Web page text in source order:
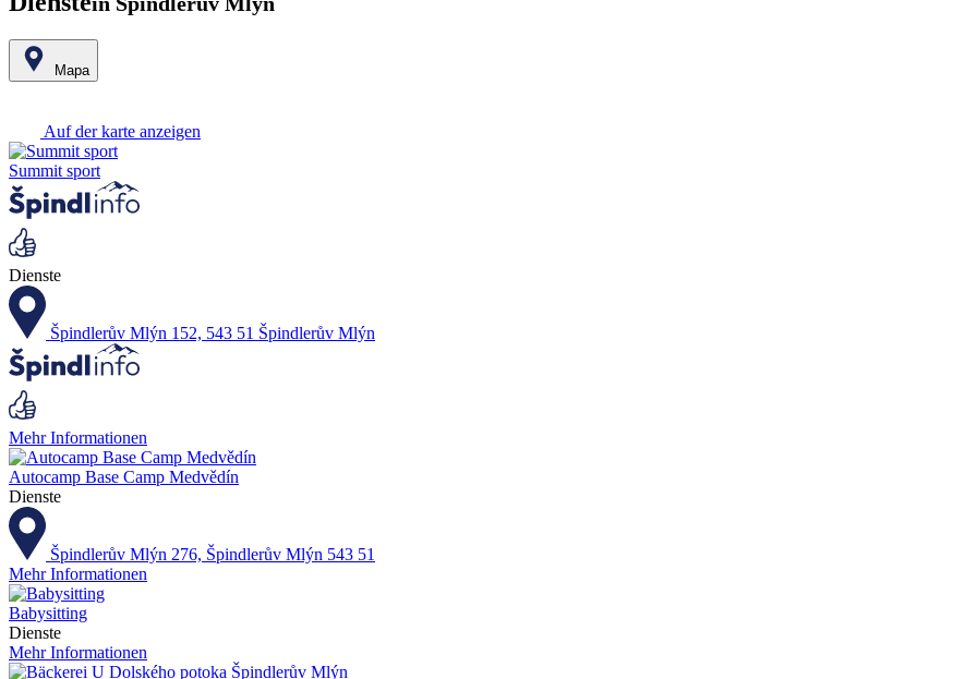
Mapa
−Auf der karte anzeigen
Summit sport
Dienste
Špindlerův Mlýn 152, 543 51 Špindlerův Mlýn
Mehr Informationen
Autocamp Base Camp Medvědín
Dienste
Špindlerův Mlýn 276, Špindlerův Mlýn 543 51
Mehr Informationen
Babysitting
Dienste
Mehr Informationen